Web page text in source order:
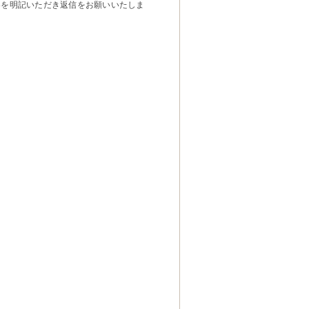
明記いただき返信をお願いいたしま